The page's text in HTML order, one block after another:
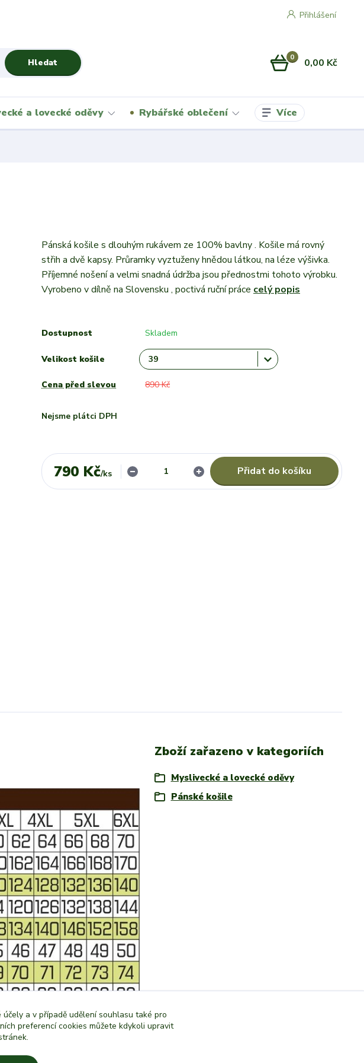
Přihlášení
Hledat 0 0,00 Kč
a lovecké oděvy Rybářské oblečení Více
Pánská košile s dlouhým rukávem ze 100% bavlny . Košile má rovný
střih a dvě kapsy. Průramky vyztuženy hnědou látkou, na léze výšivka.
Příjemné nošení a velmi snadná údržba jsou přednostmi tohoto výrobku.
Vyrobeno v dílně na Slovensku , poctivá ruční práce celý popis
Dostupnost Skladem
Velikost košile
Cena před slevou 890 Kč
Nejsme plátci DPH
790 Kč/ks Přidat do košíku
Zboží zařazeno v kategoriích
Myslivecké a lovecké oděvy
Pánské košile
a v případě udělení souhlasu také pro
preferencí cookies můžete kdykoli upravit